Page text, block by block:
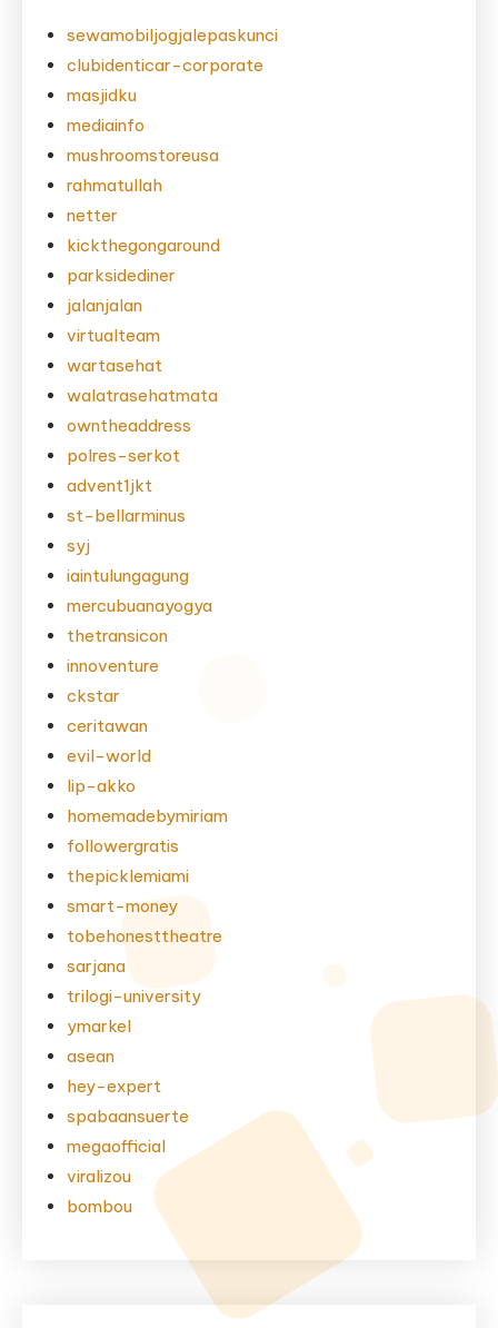
sewamobiljogjalepaskunci
clubidenticar-corporate
masjidku
mediainfo
mushroomstoreusa
rahmatullah
netter
kickthegongaround
parksidediner
jalanjalan
virtualteam
wartasehat
walatrasehatmata
owntheaddress
polres-serkot
advent1jkt
st-bellarminus
syj
iaintulungagung
mercubuanayogya
thetransicon
innoventure
ckstar
ceritawan
evil-world
lip-akko
homemadebymiriam
followergratis
thepicklemiami
smart-money
tobehonesttheatre
sarjana
trilogi-university
ymarkel
asean
hey-expert
spabaansuerte
megaofficial
viralizou
bombou